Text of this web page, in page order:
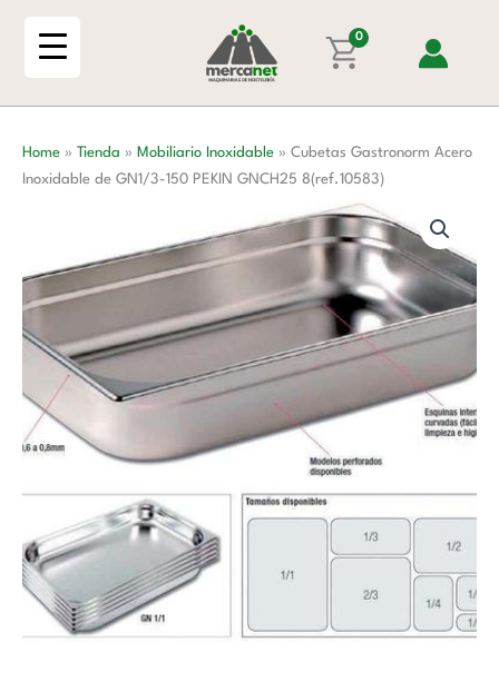
0
Home » Tienda » Mobiliario Inoxidable » Cubetas Gastronorm Acero
Inoxidable de GN1/3-150 PEKIN GNCH25 8(ref.10583)
GN1/3-
150
GNCH25
8(ref.10583)